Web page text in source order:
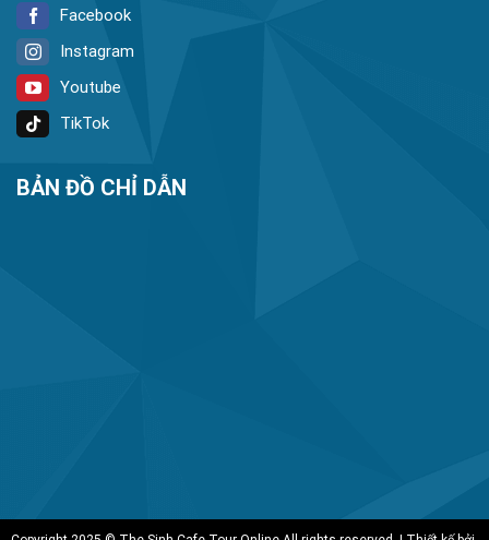
Facebook
Instagram
Youtube
TikTok
BẢN ĐỒ CHỈ DẪN